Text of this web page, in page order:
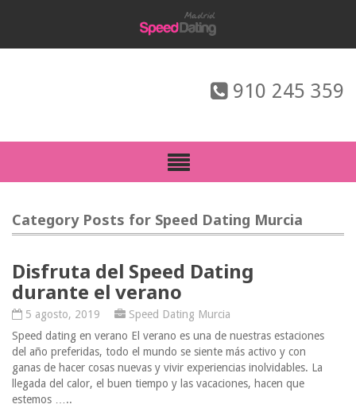
910 245 359
Category Posts for Speed Dating Murcia
Disfruta del Speed Dating
durante el verano
5 agosto, 2019
Speed Dating Murcia
Speed dating en verano El verano es una de nuestras estaciones
del año preferidas, todo el mundo se siente más activo y con
ganas de hacer cosas nuevas y vivir experiencias inolvidables. La
llegada del calor, el buen tiempo y las vacaciones, hacen que
estemos …..